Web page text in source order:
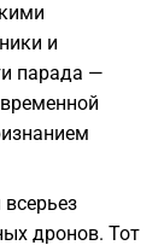
и
парада —
дронов. Тот